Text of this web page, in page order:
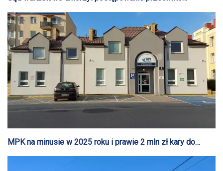
MPK na minusie w 2025 roku i prawie 2 mln zł kary do
zapłaty